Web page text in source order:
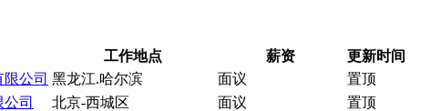
工作地点 薪资
更新时间
公司 黑龙江.哈尔滨 面议
置顶
司 北京-西城区 面议
置顶